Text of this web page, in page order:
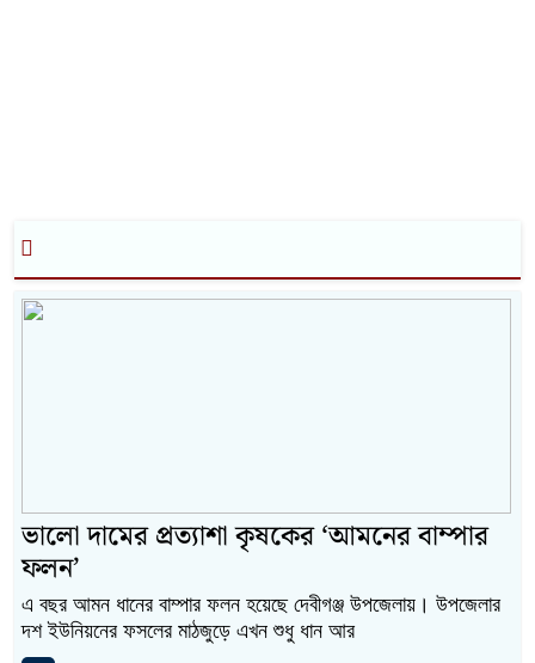
ভালো দামের প্রত্যাশা কৃষকের ‘আমনের বাম্পার
ফলন’
এ বছর আমন ধানের বাম্পার ফলন হয়েছে দেবীগঞ্জ উপজেলায়। উপজেলার
দশ ইউনিয়নের ফসলের মাঠজুড়ে এখন শুধু ধান আর